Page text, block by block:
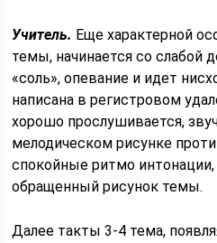
Учитель. Еще характерной
темы, начинается со слабой
«соль», опевание и идет
написана в регистровом
хорошо прослушивается,
мелодическом рисунке
спокойные ритмо
обращенный рисунок темы.
Далее такты 3-4 тема,